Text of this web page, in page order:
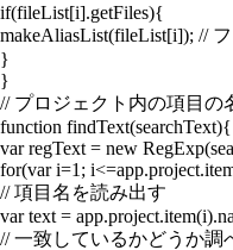
if(fileList[i].getFiles){
makeAliasList(fileList[i]); //
}
}
// プロジェクト内の項目の
function findText(searchText){
var regText = new
for(var i=1;
// 項目名を読み出す
var text =
// 一致しているかどうか調